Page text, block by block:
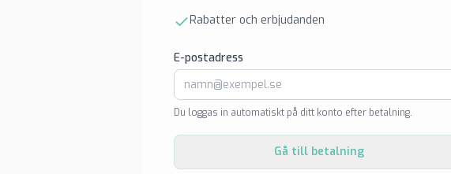
Rabatter och erbjudanden
E-postadress
Du loggas in automatiskt på ditt konto efter betalning.
Gå till betalning